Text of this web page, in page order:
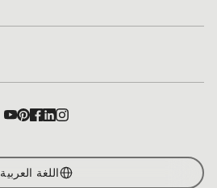
اللغة العربية